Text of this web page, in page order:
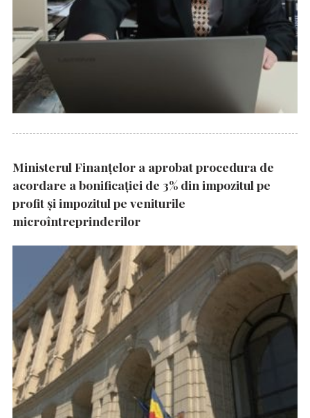
Ministerul Finanțelor a aprobat procedura de
acordare a bonificației de 3% din impozitul pe
profit și impozitul pe veniturile
microîntreprinderilor